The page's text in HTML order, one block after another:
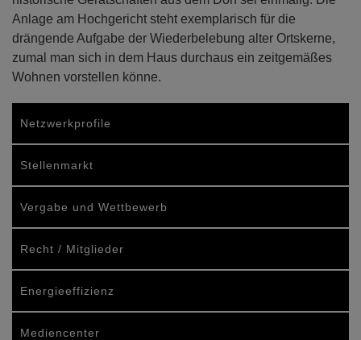
Anlage am Hochgericht steht exemplarisch für die
drängende Aufgabe der Wiederbelebung alter Ortskerne,
zumal man sich in dem Haus durchaus ein zeitgemäßes
Wohnen vorstellen könne.
Netzwerkprofile
Stellenmarkt
Vergabe und Wettbewerb
Recht / Mitglieder
Energieeffizienz
Mediencenter